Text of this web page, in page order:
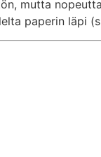
mutta
paperin läpi